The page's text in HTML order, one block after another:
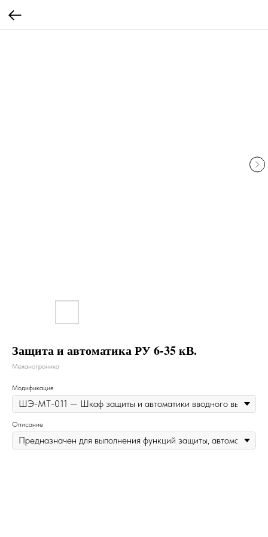
Защита и автоматика РУ 6-35 кВ.
Механотроника
Модификация
Описание